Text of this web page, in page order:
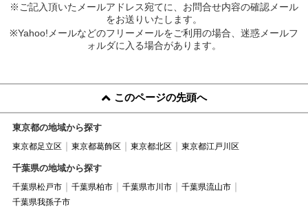
※ご記入頂いたメールアドレス宛てに、お問合せ内容の確認メール
をお送りいたします。
※Yahoo!メールなどのフリーメールをご利用の場合、迷惑メールフ
ォルダに入る場合があります。
このページの先頭へ
東京都の地域から探す
東京都足立区 東京都葛飾区 東京都北区 東京都江戸川区
千葉県の地域から探す
千葉県松戸市 千葉県柏市 千葉県市川市
千葉県流山市
千葉県我孫子市